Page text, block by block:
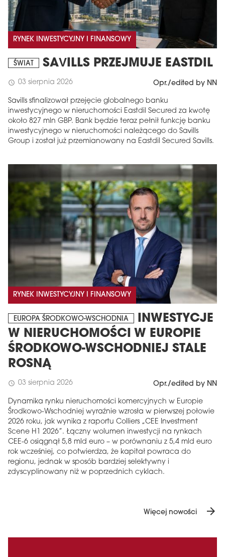
RYNEK INWESTYCYJNY I FINANSOWY
ŚWIAT SAVILLS PRZEJMUJE EASTDIL
schedule 03 sierpnia 2026 Opr./edited by NN
Savills sfinalizował przejęcie globalnego banku
inwestycyjnego w nieruchomości Eastdil Secured za kwotę
około 827 mln GBP. Bank będzie teraz pełnił funkcję banku
inwestycyjnego w nieruchomości należącego do Savills
Group i został już przemianowany na Eastdil Secured Savills.
RYNEK INWESTYCYJNY I FINANSOWY
EUROPA ŚRODKOWO-WSCHODNIA
INWESTYCJE
W NIERUCHOMOŚCI W EUROPIE
ŚRODKOWO-WSCHODNIEJ STALE
ROSNĄ
schedule 03 sierpnia 2026 Opr./edited by NN
Dynamika rynku nieruchomości komercyjnych w Europie
Środkowo-Wschodniej wyraźnie wzrosła w pierwszej połowie
2026 roku, jak wynika z raportu Colliers „CEE Investment
Scene H1 2026”. Łączny wolumen inwestycji na rynkach
CEE-6 osiągnął 5,8 mld euro – w porównaniu z 5,4 mld euro
rok wcześniej, co potwierdza, że ​​kapitał powraca do
regionu, jednak w sposób bardziej selektywny i
zdyscyplinowany niż w poprzednich cyklach.
Więcej nowości arrow_forward